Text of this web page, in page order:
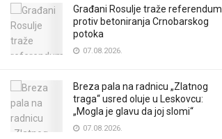
Građani Rosulje traže referendum
protiv betoniranja Crnobarskog
potoka
07.08.2026.
Breza pala na radnicu „Zlatnog
traga“ usred oluje u Leskovcu:
„Mogla je glavu da joj slomi“
07.08.2026.